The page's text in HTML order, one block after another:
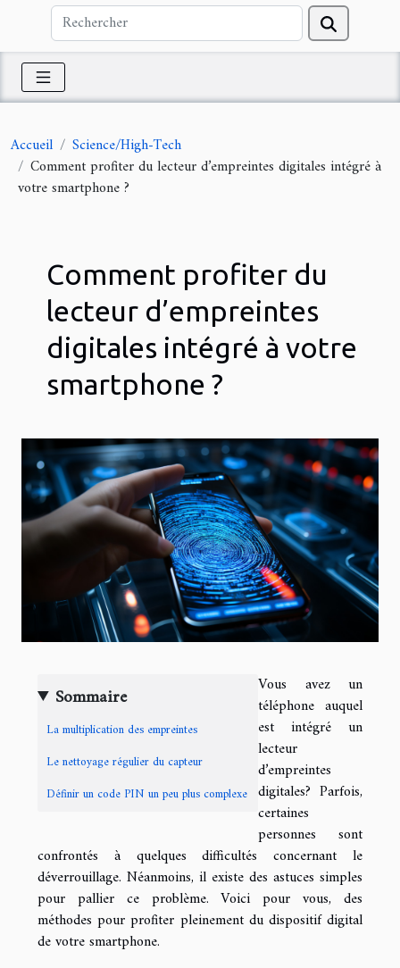
Accueil
Science/High-Tech
Comment profiter du lecteur d’empreintes digitales intégré à
votre smartphone ?
Comment profiter du
lecteur d’empreintes
digitales intégré à votre
smartphone ?
Sommaire
La multiplication des empreintes
Le nettoyage régulier du capteur
Définir un code PIN un peu plus complexe
Vous avez un
téléphone auquel
est intégré un
lecteur
d’empreintes
digitales? Parfois,
certaines
personnes sont
confrontés à quelques difficultés concernant le
déverrouillage. Néanmoins, il existe des astuces simples
pour pallier ce problème. Voici pour vous, des
méthodes pour profiter pleinement du dispositif digital
de votre smartphone.